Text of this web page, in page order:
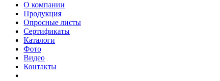
О компании
Продукция
Опросные листы
Сертификаты
Каталоги
Фото
Видео
Контакты